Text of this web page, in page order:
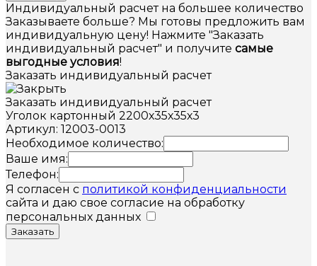
Индивидуальный расчет на большее количество
Заказываете больше? Мы готовы предложить вам
индивидуальную цену! Нажмите "Заказать
индивидуальный расчет" и получите самые
выгодные условия!
Заказать индивидуальный расчет
Заказать индивидуальный расчет
Уголок картонный 2200х35х35х3
Артикул: 12003-0013
Необходимое количество:
Ваше имя:
Телефон:
Я согласен с политикой конфиденциальности
сайта и даю свое согласие на обработку
персональных данных
Заказать